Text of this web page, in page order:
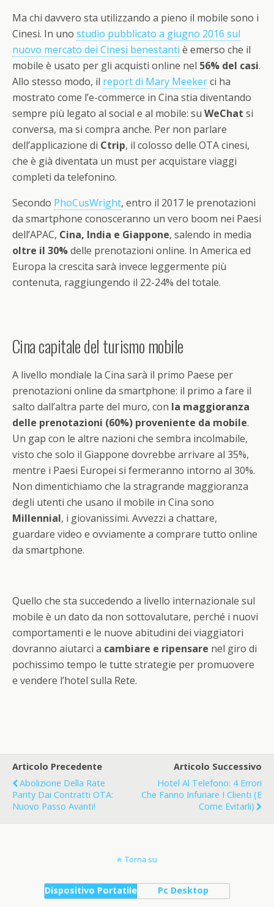
Ma chi davvero sta utilizzando a pieno il mobile sono i
Cinesi. In uno studio pubblicato a giugno 2016 sul
nuovo mercato dei Cinesi benestanti è emerso che il
mobile è usato per gli acquisti online nel 56% del casi.
Allo stesso modo, il report di Mary Meekerci ha
mostrato come l’e-commerce in Cina stia diventando
sempre più legato al social e al mobile: su WeChat si
conversa, ma si compra anche. Per non parlare
dell’applicazione di Ctrip, il colosso delle OTA cinesi,
che è già diventata un must per acquistare viaggi
completi da telefonino.
Secondo PhoCusWright, entro il 2017 le prenotazioni
da smartphone conosceranno un vero boom nei Paesi
dell’APAC, Cina, India e Giappone, salendo in media
oltre il 30%delle prenotazioni online. In America ed
Europa la crescita sarà invece leggermente più
contenuta, raggiungendo il 22-24% del totale.
Cina capitale del turismo mobile
A livello mondiale la Cina sarà il primo Paese per
prenotazioni online da smartphone: il primo a fare il
salto dall’altra parte del muro, con la maggioranza
delle prenotazioni (60%) proveniente da mobile.
Un gap con le altre nazioni che sembra incolmabile,
visto che solo il Giappone dovrebbe arrivare al 35%,
mentre i Paesi Europei si fermeranno intorno al 30%.
Non dimentichiamo che la stragrande maggioranza
degli utenti che usano il mobile in Cina sono
Millennial, i giovanissimi. Avvezzi a chattare,
guardare video e ovviamente a comprare tutto online
da smartphone.
Quello che sta succedendo a livello internazionale sul
mobile è un dato da non sottovalutare, perché i nuovi
comportamenti e le nuove abitudini dei viaggiatori
dovranno aiutarci a cambiare e ripensare nel giro di
pochissimo tempo le tutte strategie per promuovere
e vendere l’hotel sulla Rete.
Articolo Precedente
Abolizione Della Rate
Parity Dai Contratti OTA:
Nuovo Passo Avanti!
Articolo Successivo
Hotel Al Telefono: 4 Errori
Che Fanno Infuriare I Clienti (e
Come Evitarli)
Torna su
Dispositivo Portatile Pc Desktop